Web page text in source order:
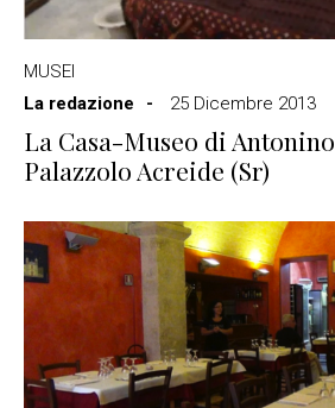
MUSEI
La redazione
25 Dicembre 2013
La Casa-Museo di
Palazzolo Acreide (Sr)